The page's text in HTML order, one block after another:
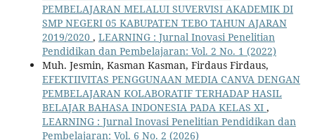
PEMBELAJARAN MELALUI SUVERVISI AKADEMIK DI
SMP NEGERI 05 KABUPATEN TEBO TAHUN AJARAN
2019/2020 , LEARNING : Jurnal Inovasi Penelitian
Pendidikan dan Pembelajaran: Vol. 2 No. 1 (2022)
Muh. Jesmin, Kasman Kasman, Firdaus Firdaus,
EFEKTIIVITAS PENGGUNAAN MEDIA CANVA DENGAN
PEMBELAJARAN KOLABORATIF TERHADAP HASIL
BELAJAR BAHASA INDONESIA PADA KELAS XI ,
LEARNING : Jurnal Inovasi Penelitian Pendidikan dan
Pembelajaran: Vol. 6 No. 2 (2026)